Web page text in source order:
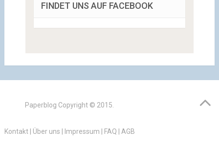
FINDET UNS AUF FACEBOOK
Paperblog Copyright © 2015.
Kontakt| Über uns Impressum FAQ AGB